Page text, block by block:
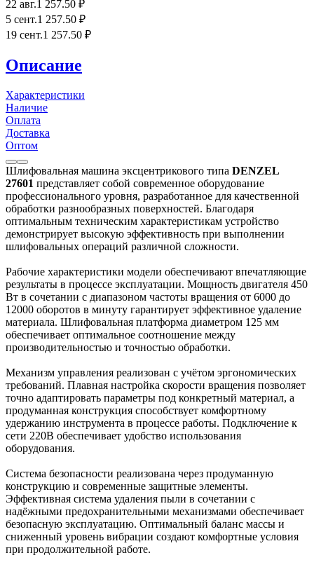
22 авг.1 257.50 ₽
5 сент.1 257.50 ₽
19 сент.1 257.50 ₽
Описание
Характеристики
Наличие
Оплата
Доставка
Оптом
Шлифовальная машина эксцентрикового типа DENZEL
27601 представляет собой современное оборудование
профессионального уровня, разработанное для качественной
обработки разнообразных поверхностей. Благодаря
оптимальным техническим характеристикам устройство
демонстрирует высокую эффективность при выполнении
шлифовальных операций различной сложности.
Рабочие характеристики модели обеспечивают впечатляющие
результаты в процессе эксплуатации. Мощность двигателя 450
Вт в сочетании с диапазоном частоты вращения от 6000 до
12000 оборотов в минуту гарантирует эффективное удаление
материала. Шлифовальная платформа диаметром 125 мм
обеспечивает оптимальное соотношение между
производительностью и точностью обработки.
Механизм управления реализован с учётом эргономических
требований. Плавная настройка скорости вращения позволяет
точно адаптировать параметры под конкретный материал, а
продуманная конструкция способствует комфортному
удержанию инструмента в процессе работы. Подключение к
сети 220В обеспечивает удобство использования
оборудования.
Система безопасности реализована через продуманную
конструкцию и современные защитные элементы.
Эффективная система удаления пыли в сочетании с
надёжными предохранительными механизмами обеспечивает
безопасную эксплуатацию. Оптимальный баланс массы и
сниженный уровень вибрации создают комфортные условия
при продолжительной работе.